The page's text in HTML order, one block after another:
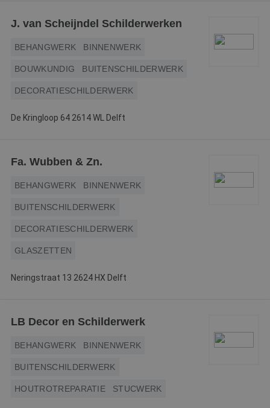
Magazines
J. van Scheijndel Schilderwerken
BEHANGWERK BINNENWERK
BOUWKUNDIG BUITENSCHILDERWERK
DECORATIESCHILDERWERK
De Kringloop 64 2614 WL Delft
Fa. Wubben & Zn.
BEHANGWERK BINNENWERK
BUITENSCHILDERWERK
DECORATIESCHILDERWERK
GLASZETTEN
Neringstraat 13 2624 HX Delft
LB Decor en Schilderwerk
BEHANGWERK BINNENWERK
BUITENSCHILDERWERK
HOUTROTREPARATIE STUCWERK